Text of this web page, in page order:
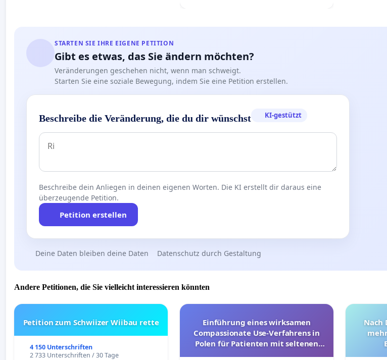
STARTEN SIE IHRE EIGENE PETITION
Gibt es etwas, das Sie ändern möchten?
Veränderungen geschehen nicht, wenn man schweigt.
Starten Sie eine soziale Bewegung, indem Sie eine Petition erstellen.
Beschreibe die Veränderung, die du dir wünschst KI-gestützt
Beschreibe dein Anliegen in deinen eigenen Worten. Die KI erstellt dir daraus eine
überzeugende Petition.
Petition erstellen
Deine Daten bleiben deine Daten Datenschutz durch Gestaltung
Andere Petitionen, die Sie vielleicht interessieren könnten
Petition zum Schwiizer Wiibau rette
4 150 Unterschriften
2 733 Unterschriften / 30 Tage
Einführung eines wirksamen
Compassionate Use-Verfahrens in
Polen für Patienten mit seltenen
Nach